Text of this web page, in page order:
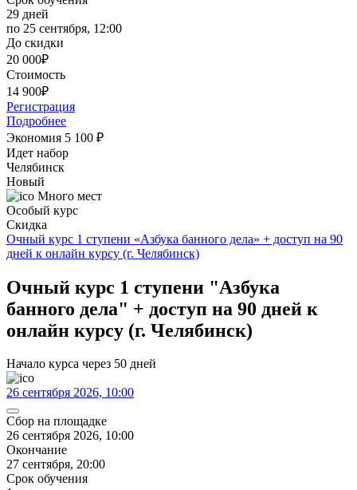
29 дней
по 25 сентября, 12:00
До скидки
20 000₽
Стоимость
14 900₽
Регистрация
Подробнее
Экономия 5 100 ₽
Идет набор
Челябинск
Новый
Много мест
Особый курс
Скидка
Очный курс 1 ступени «Азбука банного дела» + доступ на 90
дней к онлайн курсу (г. Челябинск)
Очный курс 1 ступени "Азбука
банного дела" + доступ на 90 дней к
онлайн курсу (г. Челябинск)
Начало курса через 50 дней
26 сентября 2026, 10:00
Сбор на площадке
26 сентября 2026, 10:00
Окончание
27 сентября, 20:00
Срок обучения